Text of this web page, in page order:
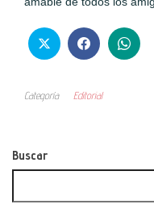
Categoría Editorial
Buscar